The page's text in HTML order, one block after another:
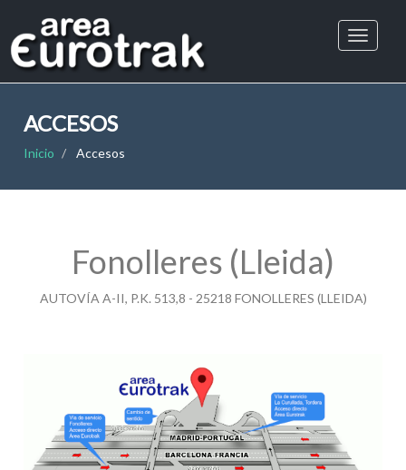
ACCESOS
Inicio Accesos
Fonolleres (Lleida)
AUTOVÍA A-II, P.K. 513,8 - 25218 FONOLLERES (LLEIDA)